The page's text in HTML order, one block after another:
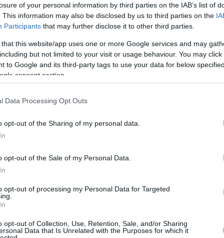
of your personal information by third parties on the IAB’s list of
This information may also be disclosed by us to third parties on the
Participants that may further disclose it to other third parties.
that this website/app uses one or more Google services and may
but not limited to your visit or usage behaviour. You may
to Google and its third-party tags to use your data for below
consent section.
Data Processing Opt Outs
opt-out of the Sharing of my personal data.
opt-out of the Sale of my Personal Data.
opt-out of processing my Personal Data for Targeted
opt-out of Collection, Use, Retention, Sale, and/or Sharing
Data that Is Unrelated with the Purposes for which it
4 ΕΠΙΣΤΡΕΦΕΙ -ΠΟΣΟ ΚΟΣΤΙΖΕΙ
η ασύρματη είσοδος και εκκίνηση στους
και δείχνει για μία ακόμη φορά πόσο εύκολο
σύγχρονο αυτοκίνητο.